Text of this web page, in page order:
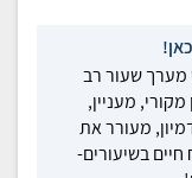
מערך שעור רב
מקורי, מעניין,
מעורר את
בשיעורים-